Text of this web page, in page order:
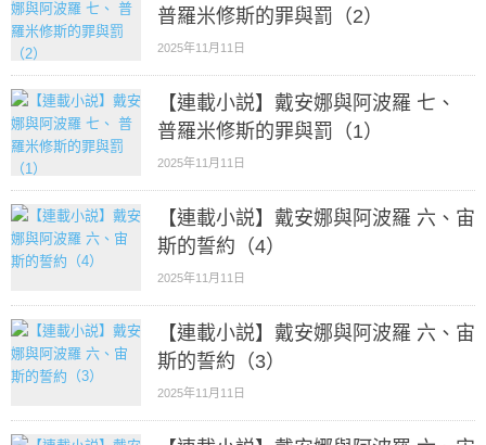
普羅米修斯的罪與罰（2）
2025年11月11日
【連載小説】戴安娜與阿波羅 七、
普羅米修斯的罪與罰（1）
2025年11月11日
【連載小説】戴安娜與阿波羅 六、宙
斯的誓約（4）
2025年11月11日
【連載小説】戴安娜與阿波羅 六、宙
斯的誓約（3）
2025年11月11日